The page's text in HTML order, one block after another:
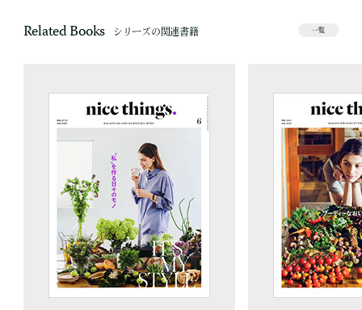
Related Books シリーズの関連書籍 一覧